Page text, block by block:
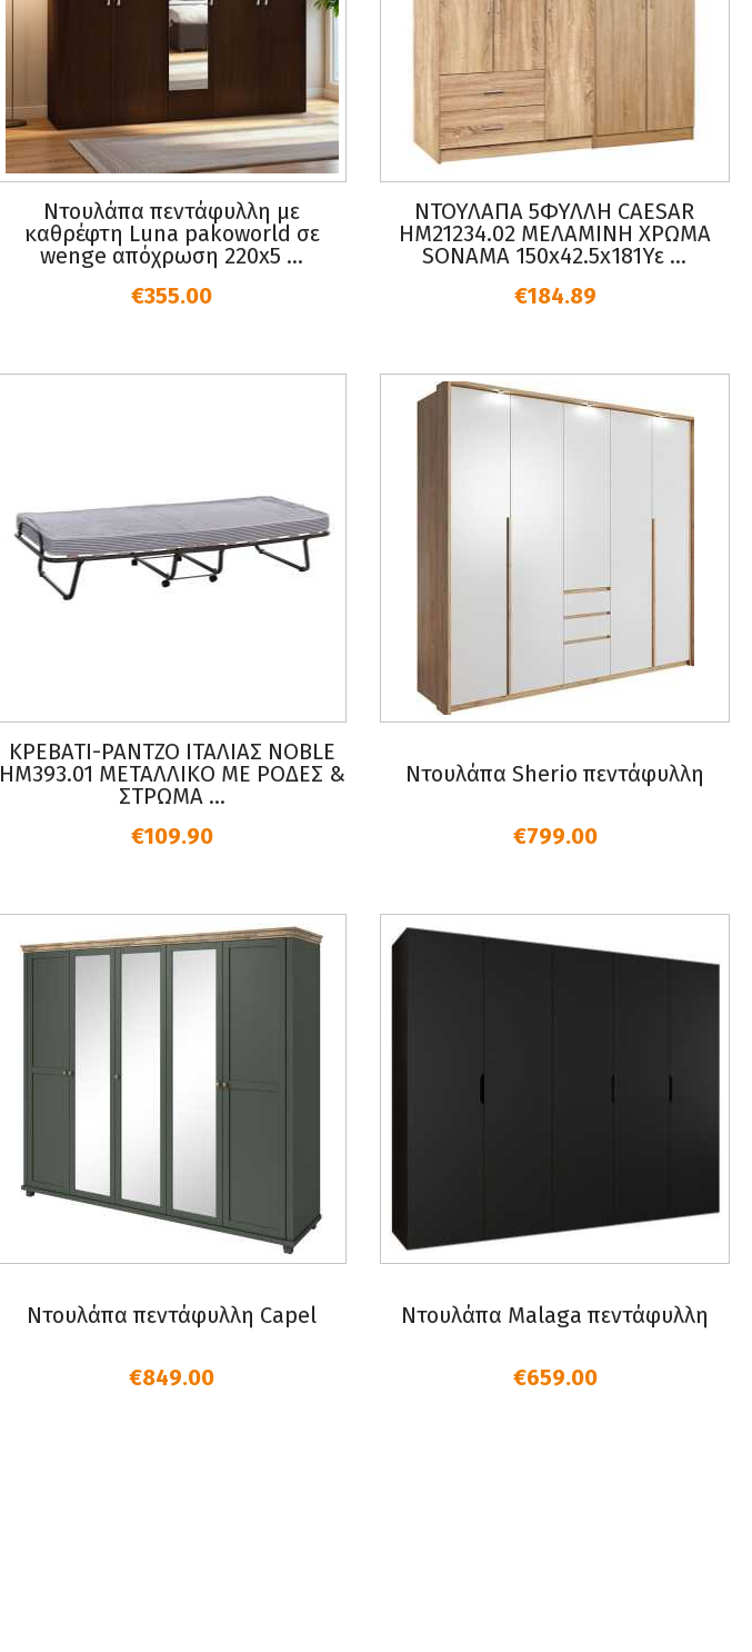
Ντουλάπα πεντάφυλλη με
καθρέφτη Luna pakoworld σε
wenge απόχρωση 220x5 ...
€355.00
ΝΤΟΥΛΑΠΑ 5ΦΥΛΛΗ CAESAR
HM21234.02 ΜΕΛΑΜΙΝΗ ΧΡΩΜΑ
SONAMA 150x42.5x181Υε ...
€184.89
ΚΡΕΒΑΤΙ-ΡΑΝΤΖΟ ΙΤΑΛΙΑΣ NOBLE
HM393.01 ΜΕΤΑΛΛΙΚΟ ΜΕ ΡΟΔΕΣ &
ΣΤΡΩΜΑ ...
€109.90
Ντουλάπα Sherio πεντάφυλλη
€799.00
Ντουλάπα πεντάφυλλη Capel
€849.00
Ντουλάπα Malaga πεντάφυλλη
€659.00